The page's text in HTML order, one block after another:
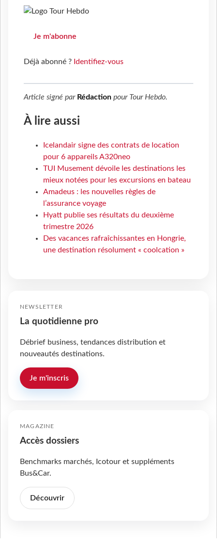
Je m'abonne
Déjà abonné ? Identifiez-vous
Article signé par Rédaction pour Tour Hebdo.
À lire aussi
Icelandair signe des contrats de location
pour 6 appareils A320neo
TUI Musement dévoile les destinations les
mieux notées pour les excursions en bateau
Amadeus : les nouvelles règles de
l’assurance voyage
Hyatt publie ses résultats du deuxième
trimestre 2026
Des vacances rafraîchissantes en Hongrie,
une destination résolument « coolcation »
NEWSLETTER
La quotidienne pro
Débrief business, tendances distribution et
nouveautés destinations.
Je m'inscris
MAGAZINE
Accès dossiers
Benchmarks marchés, Icotour et suppléments
Bus&Car.
Découvrir